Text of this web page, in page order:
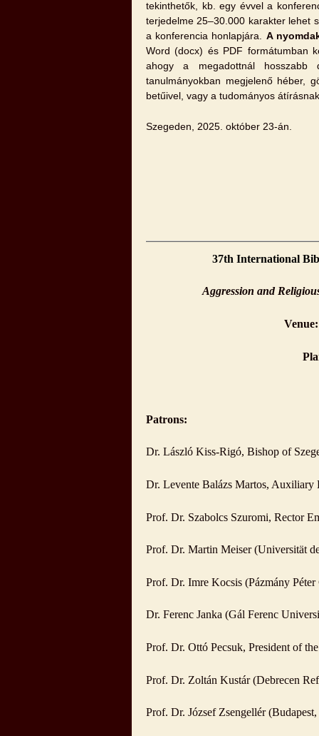
tekinthetők, kb. egy évvel a
terjedelme 25–30.000 karakter lehet
a konferencia honlapjára. A
Word (docx) és PDF formátumban
ahogy a megadottnál hosszabb
tanulmányokban megjelenő héber,
betűivel, vagy a tudományos
Szegeden, 2025. október 23-án.
37th International
Aggression and
Venue:
Patrons:
Dr. László Kiss-Rigó, Bishop of
Dr. Levente Balázs Martos, Auxiliary
Prof. Dr. Szabolcs Szuromi, Rector
Prof. Dr. Martin Meiser (Universität
Prof. Dr. Imre Kocsis (Pázmány
Dr. Ferenc Janka (Gál Ferenc
Prof. Dr. Ottó Pecsuk, President of
Prof. Dr. Zoltán Kustár (Debrecen
Prof. Dr. József Zsengellér